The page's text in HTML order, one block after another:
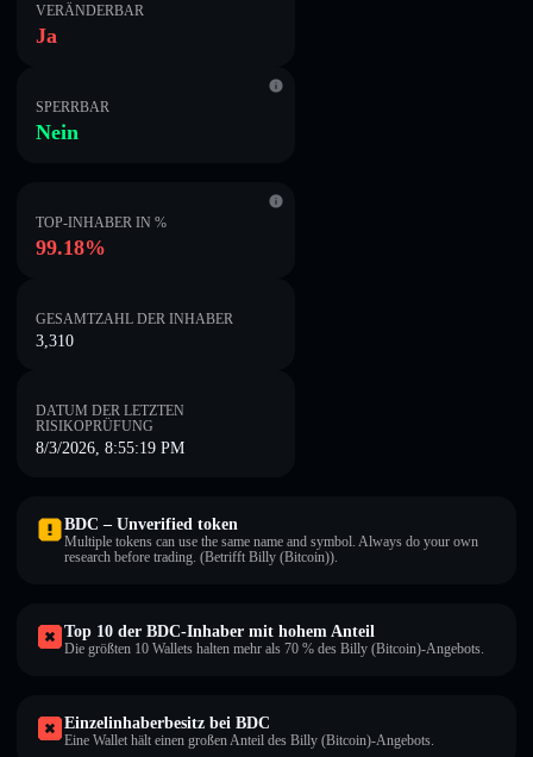
VERÄNDERBAR
Ja
SPERRBAR
Nein
TOP-INHABER IN %
99.18%
GESAMTZAHL DER INHABER
3,310
DATUM DER LETZTEN
RISIKOPRÜFUNG
8/3/2026, 8:55:19 PM
BDC – Unverified token
Multiple tokens can use the same name and symbol. Always do your own
research before trading. (Betrifft Billy (Bitcoin)).
Top 10 der BDC-Inhaber mit hohem Anteil
Die größten 10 Wallets halten mehr als 70 % des Billy (Bitcoin)-Angebots.
Einzelinhaberbesitz bei BDC
Eine Wallet hält einen großen Anteil des Billy (Bitcoin)-Angebots.